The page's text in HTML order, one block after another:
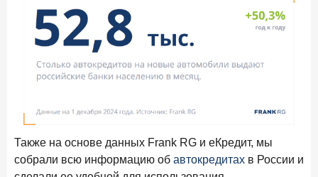
Также на основе данных Frank RG и еКредит, мы
собрали всю информацию об автокредитах в России и